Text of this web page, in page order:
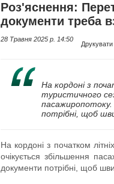
Роз'яснення:
документи треба
28 Травня 2025 p. 14:50
Друкувати
На кордоні з
туристичного
пасажиропотоку.
потрібні, щоб
На кордоні з початком
очікується збільшення
документи потрібні, щоб